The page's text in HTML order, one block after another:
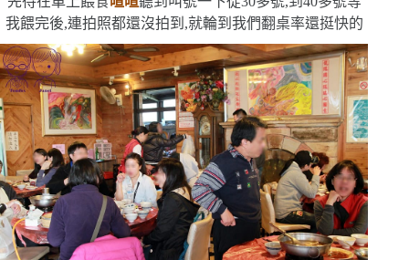
我餵完後,連拍照都還沒拍到,就輪到我們翻桌率還挺快的